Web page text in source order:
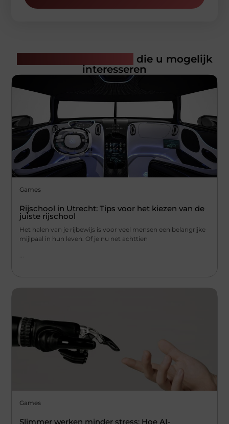
die u mogelijk
interesseren
Games
Rijschool in Utrecht: Tips voor het kiezen van de
juiste rijschool
Het halen van je rijbewijs is voor veel mensen een belangrijke
mijlpaal in hun leven. Of je nu net achttien
...
Games
Slimmer werken minder stress: Hoe AI-